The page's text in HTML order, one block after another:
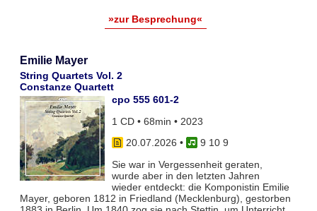
»zur Besprechung«
Emilie Mayer
String Quartets Vol. 2
Constanze Quartett
cpo 555 601-2
1 CD • 68min • 2023
20.07.2026 •
9 10 9
Sie war in Vergessenheit geraten,
wurde aber in den letzten Jahren
wieder entdeckt: die Komponistin Emilie
Mayer, geboren 1812 in Friedland (Mecklenburg), gestorben